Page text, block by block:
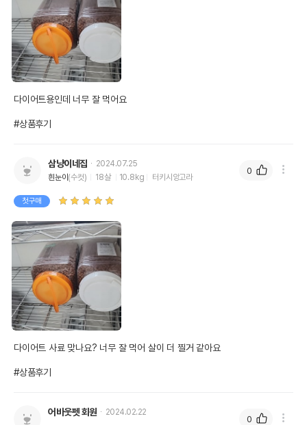
다이어트용인데 너무 잘 먹어요
#상품후기
삼냥이네집
2024.07.25
흰눈이 (수컷) 18살 10.8kg 터키시앙고라
첫구매
다이어트 사료 맞나요? 너무 잘 먹어 살이 더 찔거 같아요
#상품후기
0
어바웃펫 회원 2024.02.22
0